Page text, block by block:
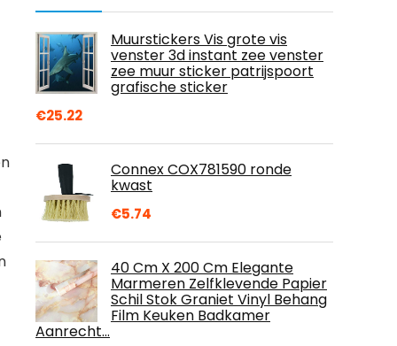
Muurstickers Vis grote vis
venster 3d instant zee venster
zee muur sticker patrijspoort
grafische sticker
€25.22
Connex COX781590 ronde
kwast
€5.74
40 Cm X 200 Cm Elegante
Marmeren Zelfklevende Papier
Schil Stok Graniet Vinyl Behang
Film Keuken Badkamer
Aanrecht…